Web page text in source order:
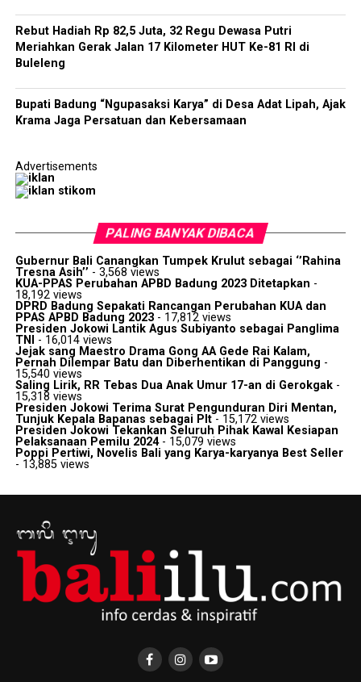
Rebut Hadiah Rp 82,5 Juta, 32 Regu Dewasa Putri
Meriahkan Gerak Jalan 17 Kilometer HUT Ke-81 RI di
Buleleng
Bupati Badung “Ngupasaksi Karya” di Desa Adat Lipah, Ajak
Krama Jaga Persatuan dan Kebersamaan
Advertisements
PALING BANYAK DIBACA
Gubernur Bali Canangkan Tumpek Krulut sebagai ‘’Rahina
Tresna Asih’’ - 3,568 views
KUA-PPAS Perubahan APBD Badung 2023 Ditetapkan -
18,192 views
DPRD Badung Sepakati Rancangan Perubahan KUA dan
PPAS APBD Badung 2023- 17,812 views
Presiden Jokowi Lantik Agus Subiyanto sebagai Panglima
TNI
- 16,014 views
Jejak sang Maestro Drama Gong AA Gede Rai Kalam,
Pernah Dilempar Batu dan Diberhentikan di Panggung -
15,540 views
Saling Lirik, RR Tebas Dua Anak Umur 17-an di Gerokgak-
15,318 views
Presiden Jokowi Terima Surat Pengunduran Diri Mentan,
Tunjuk Kepala Bapanas sebagai Plt- 15,172 views
Presiden Jokowi Tekankan Seluruh Pihak Kawal Kesiapan
Pelaksanaan Pemilu 2024- 15,079 views
Poppi Pertiwi, Novelis Bali yang Karya-karyanya Best Seller
- 13,885 views